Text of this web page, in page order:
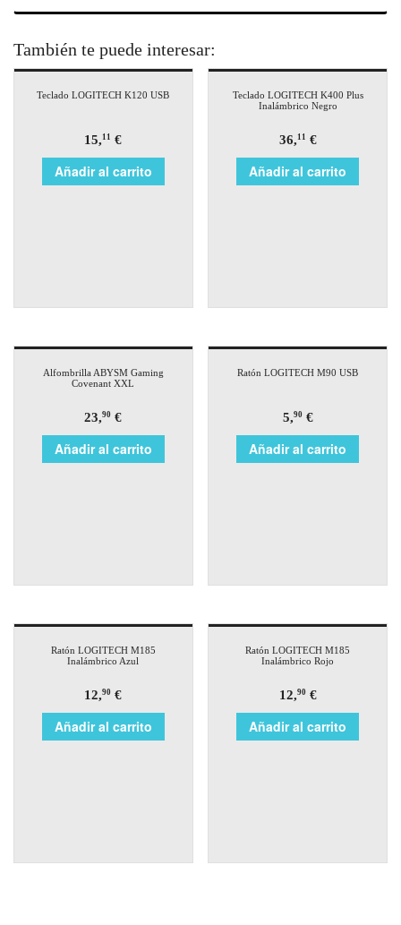
También te puede interesar:
Teclado LOGITECH K120 USB
15,11 €
Añadir al carrito
Teclado LOGITECH K400 Plus
Inalámbrico Negro
36,11 €
Añadir al carrito
Alfombrilla ABYSM Gaming
Covenant XXL
23,90 €
Añadir al carrito
Ratón LOGITECH M90 USB
5,90€
Añadir al carrito
Ratón LOGITECH M185
Inalámbrico Azul
12,90 €
Añadir al carrito
Ratón LOGITECH M185
Inalámbrico Rojo
12,90€
Añadir al carrito